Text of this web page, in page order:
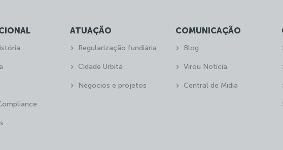
ATUAÇÃO
Regularização fundiária
Cidade Urbitá
Negócios e projetos
COMUNICAÇÃO
Blog
Virou Notícia
Central de Mídia